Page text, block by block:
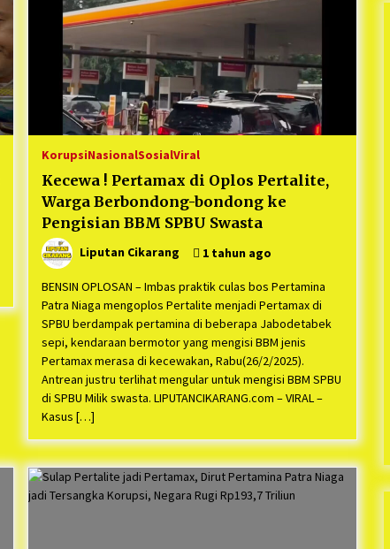
1 tahun ago
Kodim 0509 Kabupaten Bekasi
Terima 20 Perahu Bantuan Dari
Panglima TNI
1 tahun ago
KorupsiNasionalSosialViral
Kecewa ! Pertamax di Oplos Pertalite,
Warga Berbondong-bondong ke
Pengisian BBM SPBU Swasta
Liputan Cikarang 1 tahun ago
BENSIN OPLOSAN – Imbas praktik culas bos Pertamina
Patra Niaga mengoplos Pertalite menjadi Pertamax di
SPBU berdampak pertamina di beberapa Jabodetabek
sepi, kendaraan bermotor yang mengisi BBM jenis
Pertamax merasa di kecewakan, Rabu(26/2/2025).
Antrean justru terlihat mengular untuk mengisi BBM SPBU
di SPBU Milik swasta. LIPUTANCIKARANG.com – VIRAL –
Kasus […]